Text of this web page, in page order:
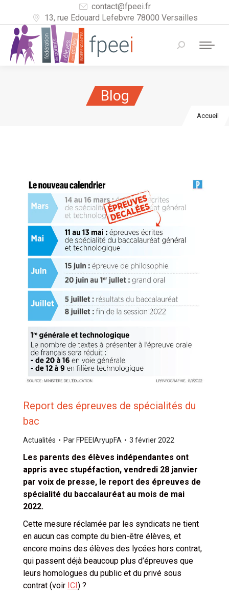
contact@fpeei.fr
13, rue Edouard Lefebvre 78000 Versailles
Recherche
Blog
Vous
Accueil
Report des épreuves de spécialités du
bac
Actualités Par FPEEIAryupFA 3 février 2022
Les parents des élèves indépendantes ont
appris avec stupéfaction, vendredi 28 janvier
par voix de presse, le report des épreuves de
spécialité du baccalauréat au mois de mai
2022.
Cette mesure réclamée par les syndicats ne tient
en aucun cas compte du bien-être élèves, et
encore moins des élèves des lycées hors contrat,
qui passent déjà beaucoup plus d’épreuves que
leurs homologues du public et du privé sous
contrat (voir ICI ) ?